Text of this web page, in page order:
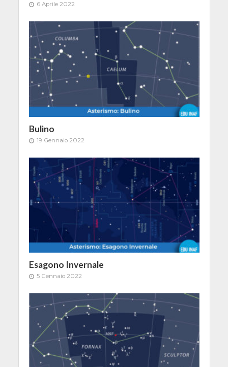
6 Aprile 2022
Bulino
19 Gennaio 2022
Esagono Invernale
5 Gennaio 2022